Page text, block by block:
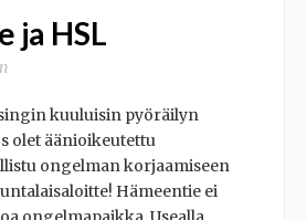
ja HSL
kuuluisin pyöräilyn
olet äänioikeutettu
ongelman korjaamiseen
Hämeentie ei